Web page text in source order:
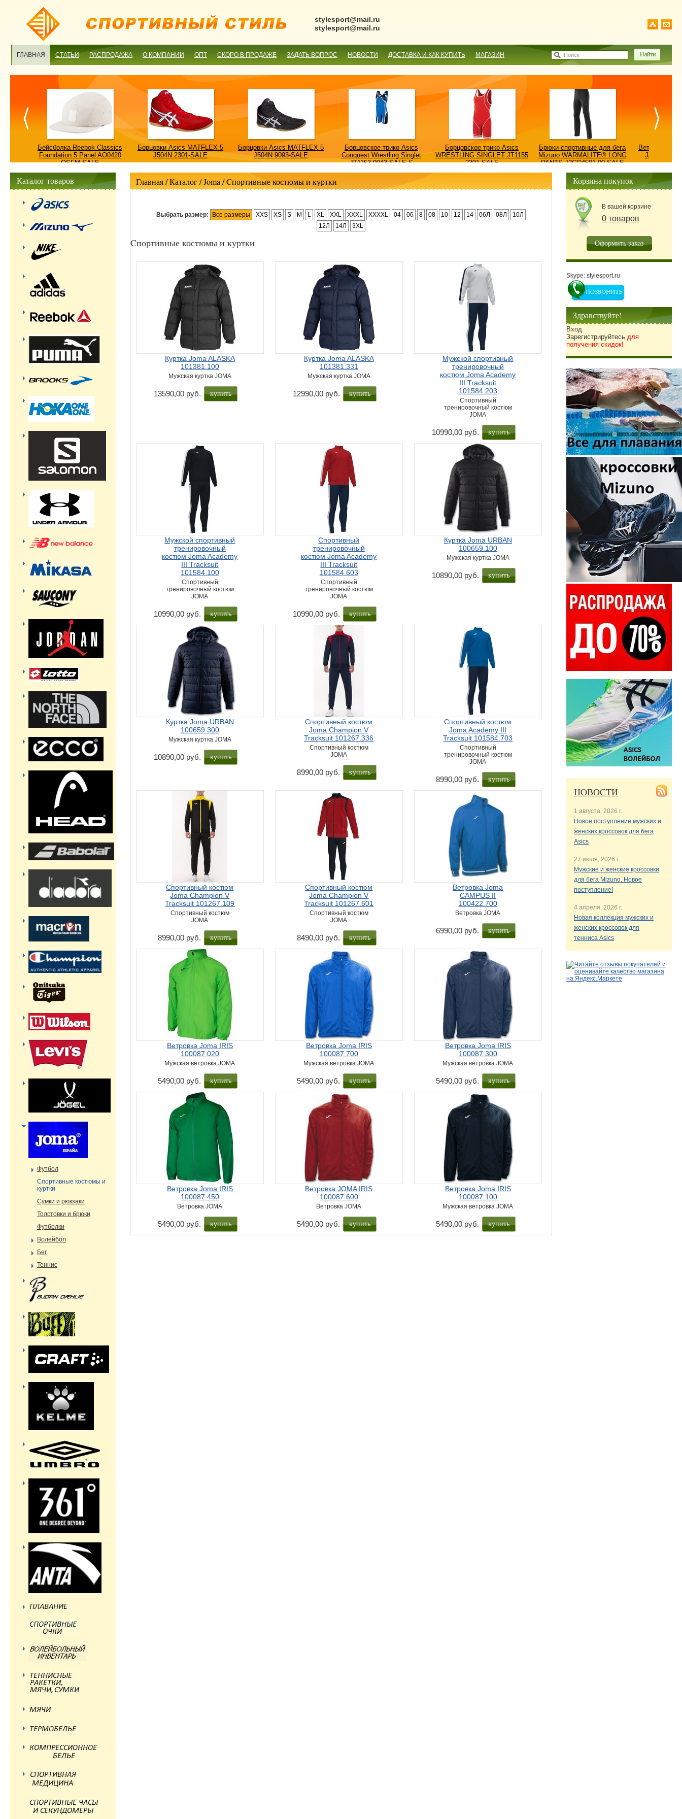
stylesport@mail.ru
stylesport@mail.ru
ГЛАВНАЯ СТАТЬИ РАСПРОДАЖА О КОМПАНИИ ОПТ СКОРО В ПРОДАЖЕ ЗАДАТЬ ВОПРОС НОВОСТИ ДОСТАВКА И КАК КУПИТЬ МАГАЗИН Поиск
Бейсболка Reebok Classics
Foundation 5 Panel AO0420
OSFM-SALE
Борцовки Asics MATFLEX 5
J504N 2301-SALE
Борцовки Asics MATFLEX 5
J504N 9093-SALE
Борцовское трико Asics
Conquest Wrestling Singlet
JT1153 0043-SALE-S
Борцовское трико Asics
WRESTLING SINGLET JT1155
2301-SALE
Брюки спортивные для бега
Mizuno WARMALITE® LONG
PANTS J2GD4501-09-SALE
Ветровка
JACKET/
Главная/ Каталог /Joma /Cпортивные костюмы и куртки
Выбрать размер: Все размеры XXS XS S M L XL XXL XXXL XXXXL 04 06 8 08 10 12 14 06Л 08Л
10Л
12Л
14Л 3XL
Cпортивные костюмы и куртки
Куртка Joma ALASKA
101381.100
Мужская куртка JOMA
13590,00 руб. купить
Куртка Joma ALASKA
101381.331
Мужская куртка JOMA
12990,00 руб. купить
Мужской спортивный
тренировочный
костюм Joma Academy
III Tracksuit
101584.203
Спортивный
тренировочный костюм
JOMA
10990,00 руб. купить
Мужской спортивный
тренировочный
костюм Joma Academy
III Tracksuit
101584.100
Спортивный
тренировочный костюм
JOMA
10990,00 руб. купить
Спортивный
тренировочный
костюм Joma Academy
III Tracksuit
101584.603
Спортивный
тренировочный костюм
JOMA
10990,00 руб. купить
Куртка Joma URBAN
100659.100
Мужская куртка JOMA
10890,00 руб. купить
Куртка Joma URBAN
100659.300
Мужская куртка JOMA
10890,00 руб. купить
Спортивный костюм
Joma Champion V
Tracksuit 101267.336
Спортивный костюм
JOMA
8990,00 руб. купить
Спортивный костюм
Joma Academy III
Tracksuit 101584.703
Спортивный
тренировочный костюм
JOMA
8990,00 руб. купить
Спортивный костюм
Joma Champion V
Tracksuit 101267.109
Спортивный костюм
JOMA
8990,00 руб. купить
Спортивный костюм
Joma Champion V
Tracksuit 101267.601
Спортивный костюм
JOMA
8490,00 руб. купить
Ветровка Joma
CAMPUS II
100422.700
Ветровка JOMA
6990,00 руб. купить
Ветровка Joma IRIS
100087.020
Мужская ветровка JOMA
5490,00 руб. купить
Ветровка Joma IRIS
100087.700
Мужская ветровка JOMA
5490,00 руб. купить
Ветровка Joma IRIS
100087.300
Мужская ветровка JOMA
5490,00 руб. купить
Ветровка Joma IRIS
100087.450
Ветровка JOMA
5490,00 руб. купить
Ветровка JOMA IRIS
100087.600
Ветровка JOMA
5490,00 руб. купить
Ветровка Joma IRIS
100087.100
Мужская ветровка JOMA
5490,00 руб. купить
Каталог товаров
Футбол
Cпортивные костюмы и
куртки
Сумки и рюкзаки
Толстовки и брюки
Футболки
Волейбол
Бег
Теннис
Корзина покупок
В вашей корзине
0 товаров
Оформить заказ
Skype: stylesport.ru
Здравствуйте!
Вход
Зарегистрируйтесь для
получения скидок!
НОВОСТИ
1 августа, 2026 г.
Новое поступление мужских и
женских кроссовок для бега
Asics
27 июля, 2026 г.
Мужские и женские кроссовки
для бега Mizuno. Новое
поступление!
4 апреля, 2026 г.
Новая коллекция мужских и
женских кроссовок для
тенниса Asics